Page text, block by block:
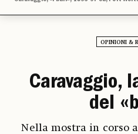
OPINIONI &
Caravaggio,
del
Nella mostra in corso